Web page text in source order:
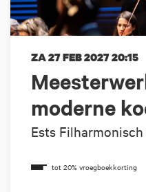
moderne
Ests
ZA 27 FEB 202720:15